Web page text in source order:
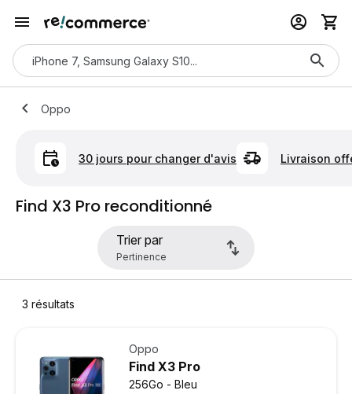
Oppo
30 jours pour changer d'avis Livraison
Find X3 Pro reconditionné
Trier par
3 résultats
Oppo
Find X3 Pro
256Go - Bleu